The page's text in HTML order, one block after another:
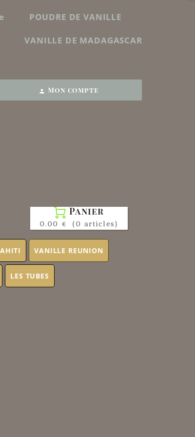
POUDRE DE VANILLE
VANILLE DE MADAGASCAR
person Mon compte
 Panier
0.00 € (0 articles)
VANILLE REUNION
LES TUBES